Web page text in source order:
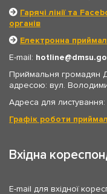
Гарячі лінії та
органів
Електронна
E-mail: hotline
Приймальня громадян
адресою: вул.
Адреса для
Графік роботи
Вхідна
E-mail для вхідної